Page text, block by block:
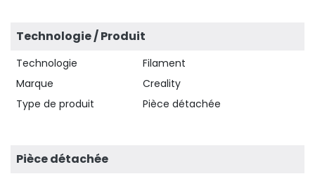
Technologie / Produit
Technologie
Filament
Marque
Creality
Type de produit
Pièce détachée
Pièce détachée